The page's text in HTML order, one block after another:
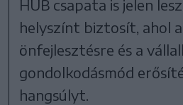
HUB csapata is jelen
helyszínt biztosít, ahol
önfejlesztésre és a
gondolkodásmód
hangsúlyt.